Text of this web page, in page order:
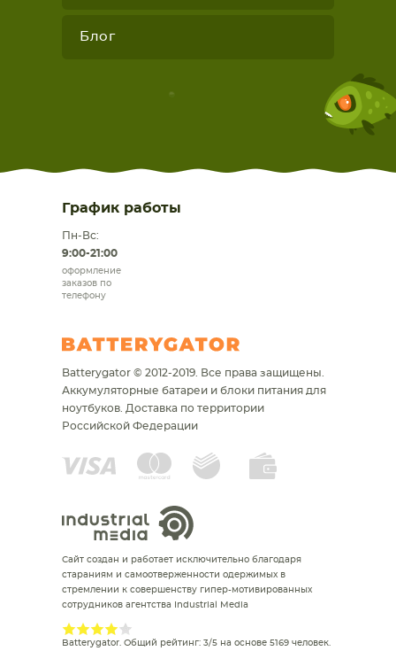
Блог
График работы
Пн-Вс:
9:00-21:00
оформление
заказов по
телефону
Batterygator © 2012-2019. Все права защищены.
Аккумуляторные батареи и блоки питания для
ноутбуков. Доставка по территории
Российской Федерации
Сайт создан и работает исключительно благодаря
стараниям и самоотверженности одержимых в
стремлении к совершенству гипер-мотивированных
сотрудников агентства Industrial Media
Batterygator. Общий рейтинг: 3/5 на основе 5169 человек.